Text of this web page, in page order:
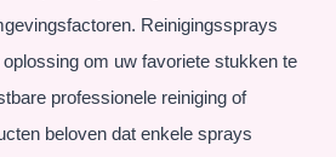
Reinigingssprays
om uw favoriete stukken te
professionele reiniging of
beloven dat enkele sprays